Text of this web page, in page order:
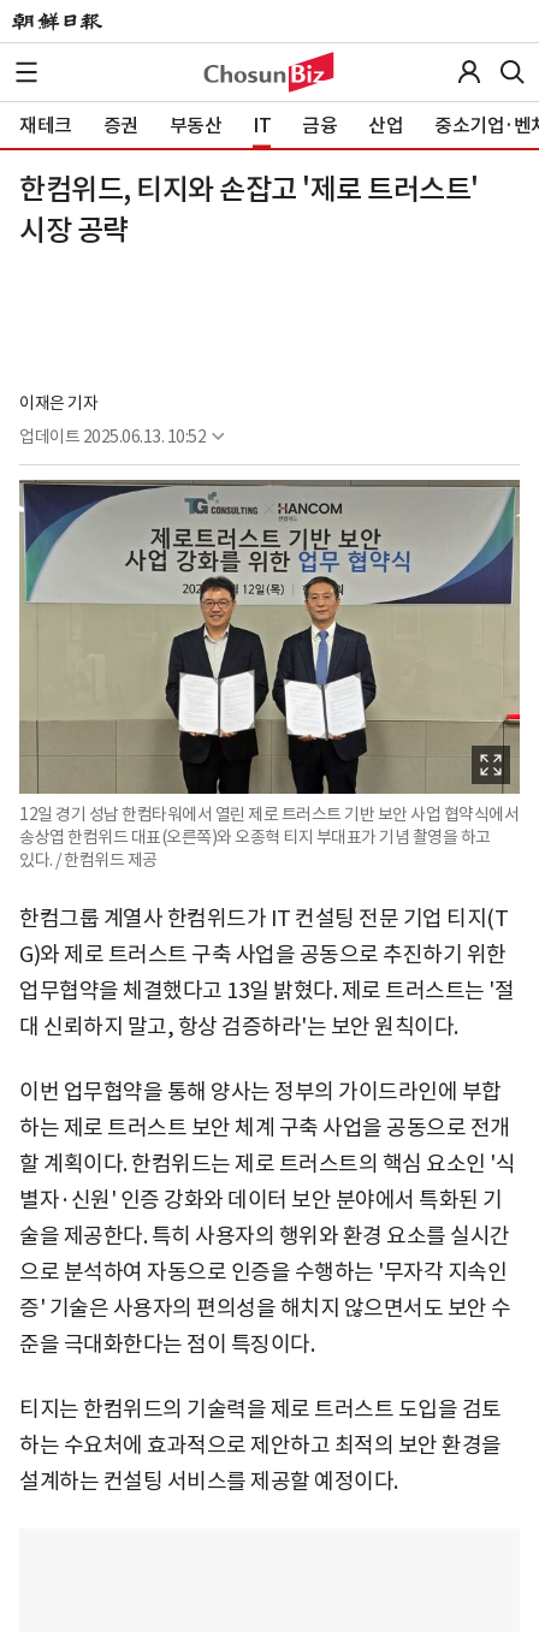
재테크 증권 부동산 IT 금융 산업 중소기업·벤
한컴위드, 티지와 손잡고 '제로 트러스트'
시장 공략
이재은 기자
업데이트 2025.06.13. 10:52
12일 경기 성남 한컴타워에서 열린 제로 트러스트 기반 보안 사업 협약식에서
송상엽 한컴위드 대표(오른쪽)와 오종혁 티지 부대표가 기념 촬영을 하고
있다. / 한컴위드 제공
한컴그룹 계열사 한컴위드가 IT 컨설팅 전문 기업 티지(T
G)와 제로 트러스트 구축 사업을 공동으로 추진하기 위한
업무협약을 체결했다고 13일 밝혔다. 제로 트러스트는 '절
대 신뢰하지 말고, 항상 검증하라'는 보안 원칙이다.
이번 업무협약을 통해 양사는 정부의 가이드라인에 부합
하는 제로 트러스트 보안 체계 구축 사업을 공동으로 전개
할 계획이다. 한컴위드는 제로 트러스트의 핵심 요소인 '식
별자·신원' 인증 강화와 데이터 보안 분야에서 특화된 기
술을 제공한다. 특히 사용자의 행위와 환경 요소를 실시간
으로 분석하여 자동으로 인증을 수행하는 '무자각 지속인
증' 기술은 사용자의 편의성을 해치지 않으면서도 보안 수
준을 극대화한다는 점이 특징이다.
티지는 한컴위드의 기술력을 제로 트러스트 도입을 검토
하는 수요처에 효과적으로 제안하고 최적의 보안 환경을
설계하는 컨설팅 서비스를 제공할 예정이다.